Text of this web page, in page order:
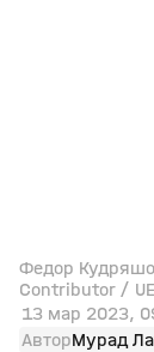
Федор
Contributor /
13 мар 2023,
АвторМурад